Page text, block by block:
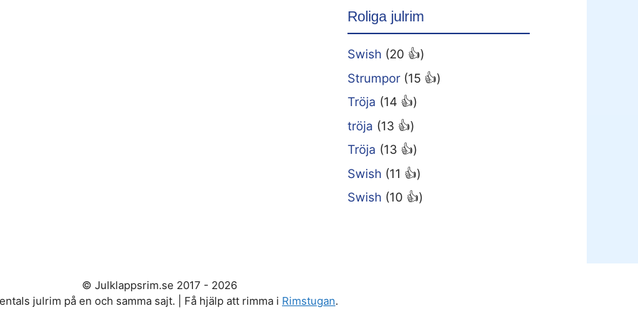
Roliga julrim
Swish (20 👍)
Strumpor (15 👍)
Tröja (14 👍)
tröja (13 👍)
Tröja (13 👍)
Swish (11 👍)
Swish (10 👍)
© Julklappsrim.se 2017 - 2026
julrim på en och samma sajt. | Få hjälp att rimma i Rimstugan.